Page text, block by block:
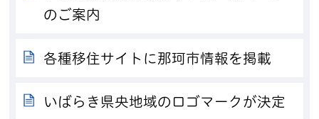
のご案内
各種移住サイトに那珂市情報を掲載
いばらき県央地域のロゴマークが決定